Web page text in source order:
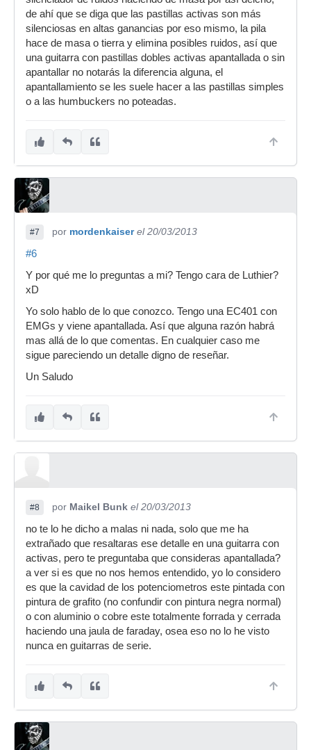
de ahí que se diga que las pastillas activas son más
silenciosas en altas ganancias por eso mismo, la pila
hace de masa o tierra y elimina posibles ruidos, así que
una guitarra con pastillas dobles activas apantallada o sin
apantallar no notarás la diferencia alguna, el
apantallamiento se les suele hacer a las pastillas simples
o a las humbuckers no poteadas.
#7 por mordenkaiser el 20/03/2013
#6
Y por qué me lo preguntas a mi? Tengo cara de Luthier?
xD
Yo solo hablo de lo que conozco. Tengo una EC401 con
EMGs y viene apantallada. Así que alguna razón habrá
mas allá de lo que comentas. En cualquier caso me
sigue pareciendo un detalle digno de reseñar.
Un Saludo
#8 por Maikel Bunk el 20/03/2013
no te lo he dicho a malas ni nada, solo que me ha
extrañado que resaltaras ese detalle en una guitarra con
activas, pero te preguntaba que consideras apantallada?
a ver si es que no nos hemos entendido, yo lo considero
es que la cavidad de los potenciometros este pintada con
pintura de grafito (no confundir con pintura negra normal)
o con aluminio o cobre este totalmente forrada y cerrada
haciendo una jaula de faraday, osea eso no lo he visto
nunca en guitarras de serie.